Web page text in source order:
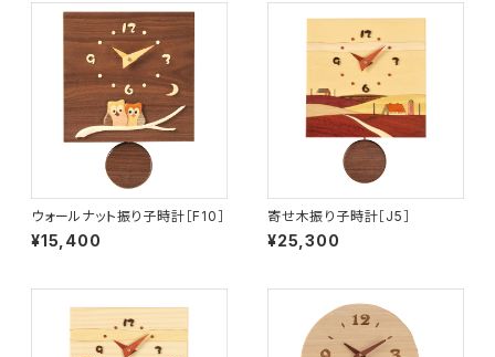
ウォールナット振り子時計［F10］
¥15,400
寄せ木振り子時計［J5］
¥25,300